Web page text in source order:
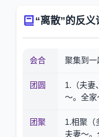
“离散”的反义
会合 聚集到一
团圆
1.（夫妻
～。全家
团聚
1.相聚（
夫妻～。